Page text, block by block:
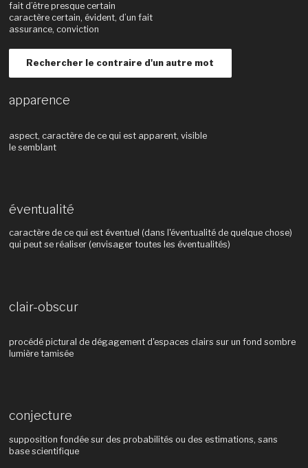
fait d’être presque certain
caractère certain, évident, d’un fait
assurance, conviction
Rechercher le contraire d'un autre mot
apparence
aspect, caractère de ce qui est apparent, visible
le semblant
éventualité
caractère de ce qui est éventuel (dans l'éventualité de quelque chose)
qui peut se réaliser (envisager toutes les éventualités)
clair-obscur
procédé pictural de dégagement d'espaces clairs sur un fond sombre
lumière tamisée
conjecture
supposition fondée sur des probabilités ou des estimations, sans
base scientifique